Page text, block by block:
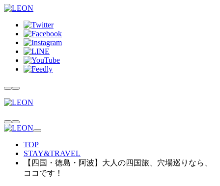
TOP
STAY&TRAVEL
【四国・徳島・阿波】大人の四国旅、穴場巡りなら、
ココです！